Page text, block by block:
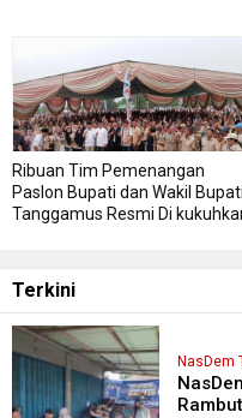
Ribuan Tim Pemenangan
Paslon Bupati dan Wakil Bupati
Tanggamus Resmi Di
Terkini
NasDem